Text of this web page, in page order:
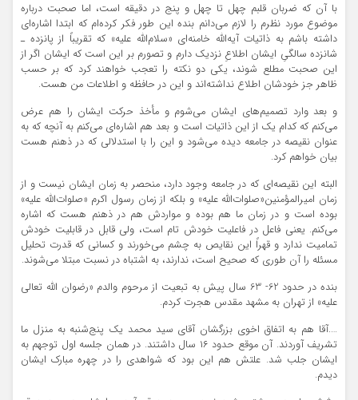
با آن که ضربان قلبم چهل تا چهل و پنج در دقیقه است، اما صحبت درباره
موضوع مورد نظرم را لازم می‌دانم بنده این طور فکر کرده‌ام که ابتدا اشاره‌ای
داشته باشم به ذاتیات آیه‌الله خامنه‌ای «سلام‌الله علیه» که تقریباً از پانزده ـ
شانزده سالگیِ ایشان اطلاعِ نزدیک دارم و تصورم بر این است که ایشان اگر از
این صحبت مطلع شوند، یکی دو نکته را تعجب خواهند کرد که بر حسب
ظاهر جز خودشان اطلاع نداشته‌اند و این در حافظه و اطلاعات‌ من هست.
و بعد وارد تصمیم‌های ایشان می‌شوم و مأخذ حرکت ایشان را هم عرض
می‌کنم که کدام ‌یک از این ذاتیات است و بعد هم اشاره‌‌ای می‌‌کنم به آنچه که به
عنوان نقیصه در جامعه دیده می‌شود و این را با استدلالی که در ذهنم هست
بیان خواهم کرد.
البته این نقیصه‌ای که در جامعه وجود دارد، منحصر به زمان ایشان نیست و از
زمان امیرالمؤمنین«صلوات‌الله علیه» و بلکه از زمان رسول اکرم «صلوات‌الله علیه»
بوده است و در زمان ما هم بوده و مواردش هم در ذهنم هست که اشاره
می‌کنم. یعنی فاعل در فاعلیت خودش تام است، ولی قابل در قابلیت خودش
تمامیت ندارد و قهراً این نقایص به چشم می‌خورند و کسانی که قدرت تحلیل
مسئله را آن‌ طوری که صحیح است، ندارند، به اشتباه در نسبت مبتلا می‌شوند.
بنده در حدود 62- 63 سال پیش به تبعیت از مرحوم والدم «رضوان الله تعالی
علیه» از تهران به مشهد مقدس هجرت کردم.
….آقا هم به اتفاق اخوی بزرگشان آقای سید محمد یک پنج‌شنبه به منزل ما
تشریف آوردند. آن موقع حدود ۱۶ سال داشتند. در همان جلسه اول توجهم به
ایشان جلب شد. علتش هم این بود که شواهدی را در چهره مبارک ایشان
دیدم.